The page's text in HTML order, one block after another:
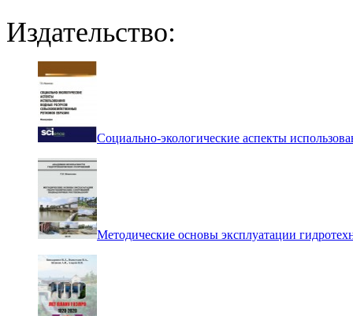
Издательство:
Социально-экологические аспекты
Методические основы эксплуатации